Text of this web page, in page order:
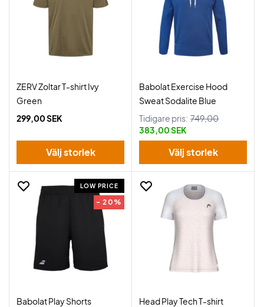
ZERV Zoltar T-shirt Ivy
Green
299,00 SEK
Välj storlek
Babolat Exercise Hood
Sweat Sodalite Blue
Tidigare pris: 749,00
383,00 SEK
Välj storlek
LOW PRICE
- 20%
Babolat Play Shorts
Head Play Tech T-shirt